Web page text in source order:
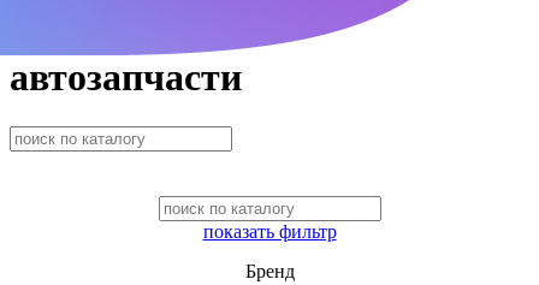
автозапчасти
показать фильтр
Бренд